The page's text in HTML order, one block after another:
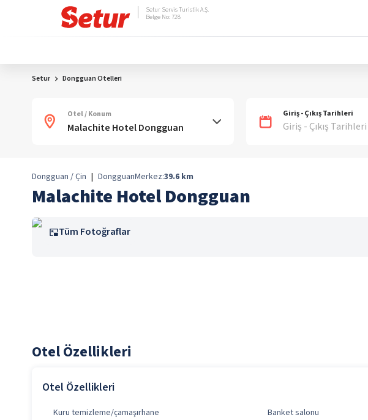
Setur Servis Turistik A.Ş.
Belge No: 728
Setur Dongguan Otelleri
Otel / Konum Giriş - Çıkış Tarihleri
Giriş - Çıkış Tarihleri
Dongguan / Çin | DongguanMerkez:39.6 km
Malachite Hotel Dongguan
Tüm Fotoğraflar
Otel Özellikleri
Otel Özellikleri
Kuru temizleme/çamaşırhane Banket salonu